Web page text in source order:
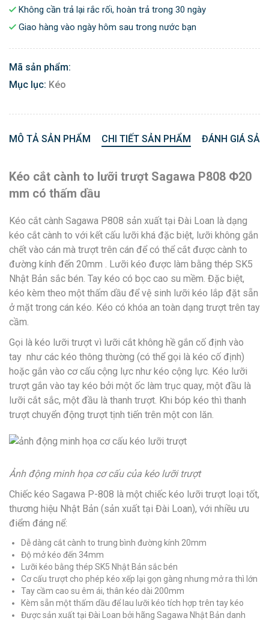
Không cần trả lại rắc rối, hoàn trả trong 30 ngày
Giao hàng vào ngày hôm sau trong nước bạn
Mã sản phẩm:
Mục lục: Kéo
MÔ TẢ SẢN PHẨM CHI TIẾT SẢN PHẨM ĐÁNH GIÁ
Kéo cắt cành to lưỡi trượt Sagawa P808 Φ20
mm có thấm dầu
Kéo cắt cành Sagawa P808 sản xuất tại Đài Loan là dạng
kéo cắt cành to với kết cấu lưỡi khá đặc biệt, lưỡi không gắn
chết vào cán mà trượt trên cán để có thể cắt được cành to
đường kính đến 20mm . Lưỡi kéo được làm bằng thép SK5
Nhật Bản sắc bén. Tay kéo có bọc cao su mềm. Đặc biệt,
kéo kèm theo một thấm dầu để vệ sinh lưỡi kéo lắp đặt sẵn
ở mặt trong cán kéo. Kéo có khóa an toàn dạng trượt trên tay
cầm.
Gọi là kéo lưỡi trượt vì lưỡi cắt không hề gắn cố định vào
tay như các kéo thông thường (có thể gọi là kéo cố định)
hoặc gắn vào cơ cấu cộng lực như kéo cộng lực. Kéo lưỡi
trượt gắn vào tay kéo bởi một ốc làm trục quay, một đầu là
lưỡi cắt sắc, một đầu là thanh trượt. Khi bóp kéo thì thanh
trượt chuyển động trượt tịnh tiến trên một con lăn.
Ảnh động minh họa cơ cấu của kéo lưỡi trượt
Chiếc kéo Sagawa P-808 là một chiếc kéo lưỡi trượt loại tốt,
thương hiệu Nhật Bản (sản xuất tại Đài Loan), với nhiều ưu
điểm đáng nể:
Dễ dàng cắt cành to trung bình đường kính 20mm
Độ mở kéo đến 34mm
Lưỡi kéo bằng thép SK5 Nhật Bản sắc bén
Cơ cấu trượt cho phép kéo xếp lại gọn gàng nhưng mở ra thì lớn
Tay cầm cao su êm ái, thân kéo dài 200mm
Kèm sẵn một thấm dầu để lau lưỡi kéo tích hợp trên tay kéo
Được sản xuất tại Đài Loan bởi hãng Sagawa Nhật Bản danh